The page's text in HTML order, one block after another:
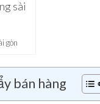
gòn
bán hàng